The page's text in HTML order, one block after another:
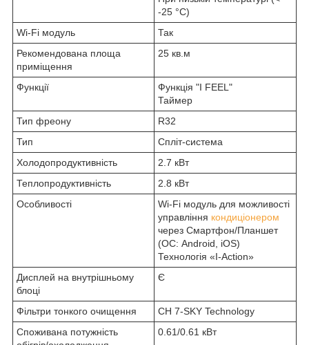
-25 °C)
Wi-Fi модуль
Так
Рекомендована площа
приміщення
25 кв.м
Функції
Функція "I FEEL"
Таймер
Тип фреону
R32
Тип
Спліт-система
Холодопродуктивність
2.7 кВт
Теплопродуктивність
2.8 кВт
Особливості
Wi-Fi модуль для можливості
управління кондиціонером
через Смартфон/Планшет
(ОС: Android, iOS)
Технологія «I-Action»
Дисплей на внутрішньому
блоці
Є
Фільтри тонкого очищення
CH 7-SKY Technology
Споживана потужність
0.61/0.61 кВт